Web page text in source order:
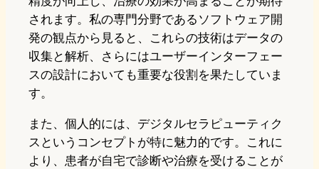
されます。私の専門分野であるソフトウェア開
発の観点から見ると、これらの技術はデータの
収集と解析、さらにはユーザーインターフェー
スの設計においても重要な役割を果たしていま
す。
また、個人的には、デジタルセラピューティク
スというコンセプトが特に魅力的です。これに
より、患者が自宅で診断や治療を受けることが